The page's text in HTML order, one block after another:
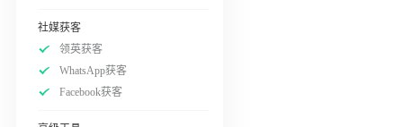
社媒获客
领英获客
WhatsApp获客
Facebook获客